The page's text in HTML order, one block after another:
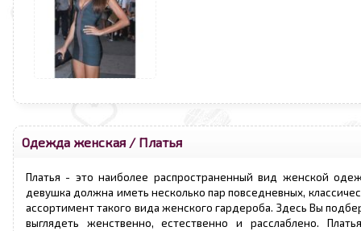
Одежда женская / Платья
Платья - это наиболее распространенный вид женской
девушка должна иметь несколько пар повседневных,
ассортимент такого вида женского гардероба. Здесь Вы
выглядеть женственно, естественно и расслаблено.